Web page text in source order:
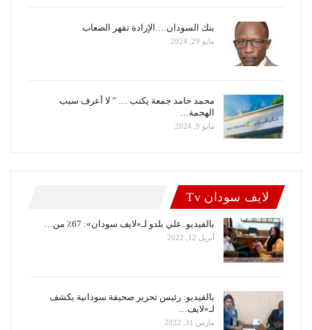
بنك السودان….الإرادة تقهر الصعاب
مايو 29, 2024
محمد حامد جمعة يكتب … ” لا أعرف سبب
الهجمة…
مايو 9, 2024
لايف سودان Tv
بالفيديو..علي بلدو لـ«لايف سودان»: 67٪ من…
أبريل 12, 2022
بالفيديو: رئيس تحرير صحيفة سودانية يكشف
لـ«لايف…
مارس 31, 2022